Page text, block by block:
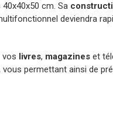
cm. Sa
deviendra
vos livres, magazines et
permettant ainsi de